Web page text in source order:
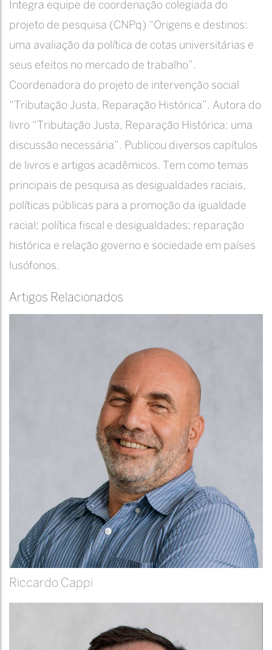
Integra equipe de coordenação colegiada do
projeto de pesquisa (CNPq) “Origens e destinos:
uma avaliação da política de cotas universitárias e
seus efeitos no mercado de trabalho”.
Coordenadora do projeto de intervenção social
“Tributação Justa, Reparação Histórica”. Autora do
livro “Tributação Justa, Reparação Histórica: uma
discussão necessária”. Publicou diversos capítulos
de livros e artigos acadêmicos. Tem como temas
principais de pesquisa as desigualdades raciais,
políticas públicas para a promoção da igualdade
racial; política fiscal e desigualdades; reparação
histórica e relação governo e sociedade em países
lusófonos.
Artigos Relacionados
Riccardo Cappi